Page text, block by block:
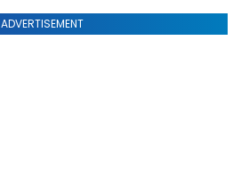
ADVERTISEMENT